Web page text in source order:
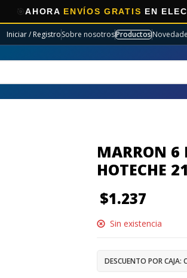
ENVÍOS GRATIS EN ELECTRO
Iniciar / RegistroSobre nosotrosProductos
MARRON 6
HOTECHE
$1.237
Sin existencia
DESCUENTO POR